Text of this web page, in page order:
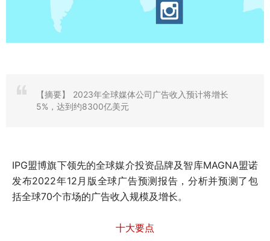
【摘要】
2023年全球媒体公司广告收入预计将增长
5%，达到约8300亿美元
IPG盟博旗下领先的全球媒介投资品牌及智库MAGNA盟诺
发布2022年12月版全球广告预测报告，分析并预测了包
括全球70个市场的广告收入规模及增长。
十大要点